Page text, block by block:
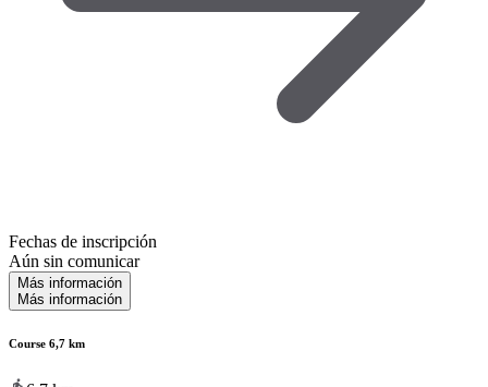
Fechas de inscripción
Aún sin comunicar
Más información
Más información
Course 6,7 km